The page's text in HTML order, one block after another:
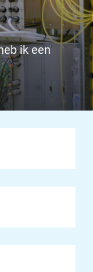
ik een